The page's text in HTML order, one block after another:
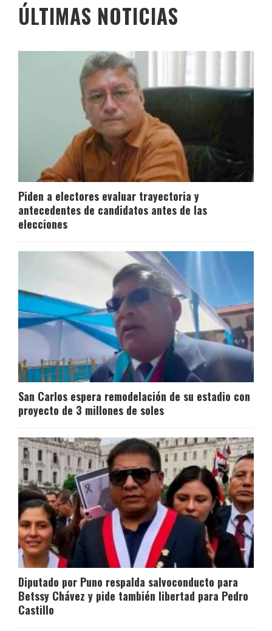
ÚLTIMAS NOTICIAS
Piden a electores evaluar trayectoria y
antecedentes de candidatos antes de las
elecciones
San Carlos espera remodelación de su estadio con
proyecto de 3 millones de soles
Diputado por Puno respalda salvoconducto para
Betssy Chávez y pide también libertad para Pedro
Castillo